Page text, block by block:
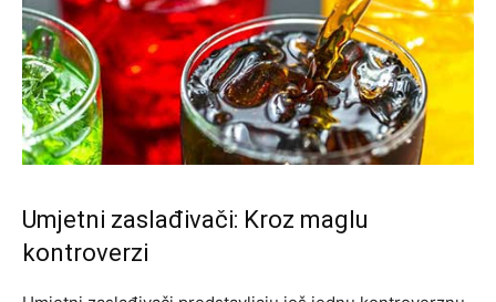
Umjetni zaslađivači: Kroz maglu
kontroverzi